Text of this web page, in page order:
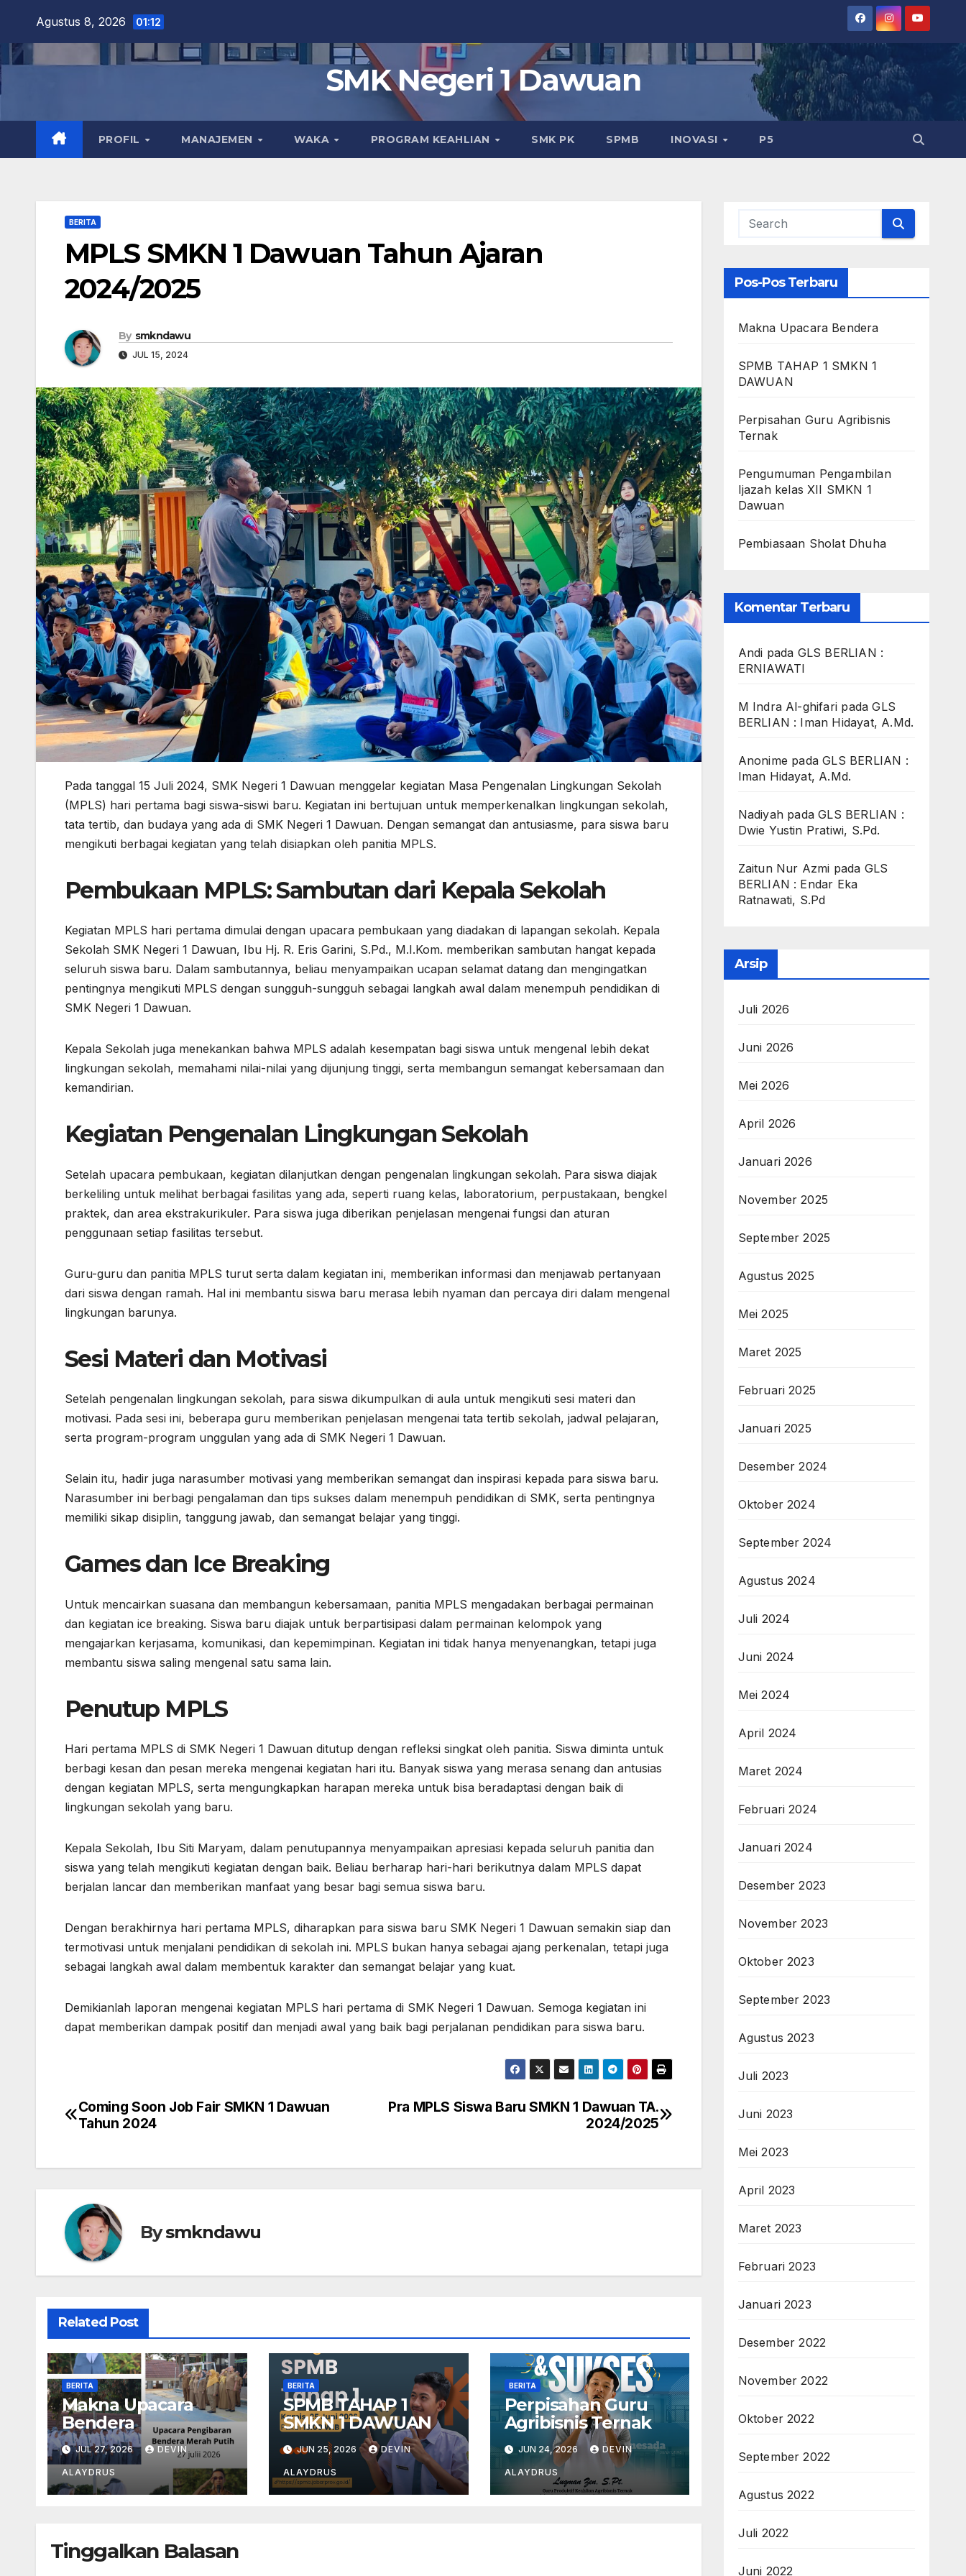
content
Agustus 8, 2026 01:12
SMK Negeri 1 Dawuan
PROFIL MANAJEMEN WAKA PROGRAM KEAHLIAN SMK PK SPMB INOVASI P5
BERITA
MPLS SMKN 1 Dawuan Tahun Ajaran
2024/2025
By smkndawu
JUL 15, 2024
Pada tanggal 15 Juli 2024, SMK Negeri 1 Dawuan menggelar kegiatan Masa Pengenalan Lingkungan Sekolah
(MPLS) hari pertama bagi siswa-siswi baru. Kegiatan ini bertujuan untuk memperkenalkan lingkungan sekolah,
tata tertib, dan budaya yang ada di SMK Negeri 1 Dawuan. Dengan semangat dan antusiasme, para siswa baru
mengikuti berbagai kegiatan yang telah disiapkan oleh panitia MPLS.
Pembukaan MPLS: Sambutan dari Kepala Sekolah
Kegiatan MPLS hari pertama dimulai dengan upacara pembukaan yang diadakan di lapangan sekolah. Kepala
Sekolah SMK Negeri 1 Dawuan, Ibu Hj. R. Eris Garini, S.Pd., M.I.Kom. memberikan sambutan hangat kepada
seluruh siswa baru. Dalam sambutannya, beliau menyampaikan ucapan selamat datang dan mengingatkan
pentingnya mengikuti MPLS dengan sungguh-sungguh sebagai langkah awal dalam menempuh pendidikan di
SMK Negeri 1 Dawuan.
Kepala Sekolah juga menekankan bahwa MPLS adalah kesempatan bagi siswa untuk mengenal lebih dekat
lingkungan sekolah, memahami nilai-nilai yang dijunjung tinggi, serta membangun semangat kebersamaan dan
kemandirian.
Kegiatan Pengenalan Lingkungan Sekolah
Setelah upacara pembukaan, kegiatan dilanjutkan dengan pengenalan lingkungan sekolah. Para siswa diajak
berkeliling untuk melihat berbagai fasilitas yang ada, seperti ruang kelas, laboratorium, perpustakaan, bengkel
praktek, dan area ekstrakurikuler. Para siswa juga diberikan penjelasan mengenai fungsi dan aturan
penggunaan setiap fasilitas tersebut.
Guru-guru dan panitia MPLS turut serta dalam kegiatan ini, memberikan informasi dan menjawab pertanyaan
dari siswa dengan ramah. Hal ini membantu siswa baru merasa lebih nyaman dan percaya diri dalam mengenal
lingkungan barunya.
Sesi Materi dan Motivasi
Setelah pengenalan lingkungan sekolah, para siswa dikumpulkan di aula untuk mengikuti sesi materi dan
motivasi. Pada sesi ini, beberapa guru memberikan penjelasan mengenai tata tertib sekolah, jadwal pelajaran,
serta program-program unggulan yang ada di SMK Negeri 1 Dawuan.
Selain itu, hadir juga narasumber motivasi yang memberikan semangat dan inspirasi kepada para siswa baru.
Narasumber ini berbagi pengalaman dan tips sukses dalam menempuh pendidikan di SMK, serta pentingnya
memiliki sikap disiplin, tanggung jawab, dan semangat belajar yang tinggi.
Games dan Ice Breaking
Untuk mencairkan suasana dan membangun kebersamaan, panitia MPLS mengadakan berbagai permainan
dan kegiatan ice breaking. Siswa baru diajak untuk berpartisipasi dalam permainan kelompok yang
mengajarkan kerjasama, komunikasi, dan kepemimpinan. Kegiatan ini tidak hanya menyenangkan, tetapi juga
membantu siswa saling mengenal satu sama lain.
Penutup MPLS
Hari pertama MPLS di SMK Negeri 1 Dawuan ditutup dengan refleksi singkat oleh panitia. Siswa diminta untuk
berbagi kesan dan pesan mereka mengenai kegiatan hari itu. Banyak siswa yang merasa senang dan antusias
dengan kegiatan MPLS, serta mengungkapkan harapan mereka untuk bisa beradaptasi dengan baik di
lingkungan sekolah yang baru.
Kepala Sekolah, Ibu Siti Maryam, dalam penutupannya menyampaikan apresiasi kepada seluruh panitia dan
siswa yang telah mengikuti kegiatan dengan baik. Beliau berharap hari-hari berikutnya dalam MPLS dapat
berjalan lancar dan memberikan manfaat yang besar bagi semua siswa baru.
Dengan berakhirnya hari pertama MPLS, diharapkan para siswa baru SMK Negeri 1 Dawuan semakin siap dan
termotivasi untuk menjalani pendidikan di sekolah ini. MPLS bukan hanya sebagai ajang perkenalan, tetapi juga
sebagai langkah awal dalam membentuk karakter dan semangat belajar yang kuat.
Demikianlah laporan mengenai kegiatan MPLS hari pertama di SMK Negeri 1 Dawuan. Semoga kegiatan ini
dapat memberikan dampak positif dan menjadi awal yang baik bagi perjalanan pendidikan para siswa baru.
Navigasi
Pra MPLS Siswa Baru SMKN 1 Dawuan TA.
2024/2025
Coming Soon Job Fair SMKN 1 Dawuan
Tahun 2024
Bysmkndawu
Related Post
BERITA
Makna Upacara
Bendera
JUL 27, 2026 DEVIN
ALAYDRUS
BERITA
SPMB TAHAP 1
SMKN 1 DAWUAN
JUN 25, 2026 DEVIN
ALAYDRUS
BERITA
Perpisahan Guru
Agribisnis Ternak
JUN 24, 2026 DEVIN
ALAYDRUS
Tinggalkan Balasan
Pos-Pos Terbaru
Makna Upacara Bendera
SPMB TAHAP 1 SMKN 1
DAWUAN
Perpisahan Guru Agribisnis
Ternak
Pengumuman Pengambilan
Ijazah kelas XII SMKN 1
Dawuan
Pembiasaan Sholat Dhuha
Komentar Terbaru
Andi pada GLS BERLIAN :
ERNIAWATI
M Indra Al-ghifari padaGLS
BERLIAN : Iman Hidayat, A.Md.
Anonime padaGLS BERLIAN :
Iman Hidayat, A.Md.
NadiyahpadaGLS BERLIAN :
Dwie Yustin Pratiwi, S.Pd.
Zaitun Nur Azmi pada GLS
BERLIAN : Endar Eka
Ratnawati, S.Pd
Arsip
Juli 2026
Juni 2026
Mei 2026
April 2026
Januari 2026
November 2025
September 2025
Agustus 2025
Mei 2025
Maret 2025
Februari 2025
Januari 2025
Desember 2024
Oktober 2024
September 2024
Agustus 2024
Juli 2024
Juni 2024
Mei 2024
April 2024
Maret 2024
Februari 2024
Januari 2024
Desember 2023
November 2023
Oktober 2023
September 2023
Agustus 2023
Juli 2023
Juni 2023
Mei 2023
April 2023
Maret 2023
Februari 2023
Januari 2023
Desember 2022
November 2022
Oktober 2022
September 2022
Agustus 2022
Juli 2022
Juni 2022